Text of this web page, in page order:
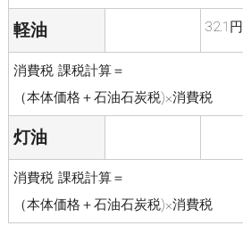
軽油 32.1円
消費税 課税計算＝
（本体価格＋石油石炭税)×消費税
灯油
消費税 課税計算＝
（本体価格＋石油石炭税)×消費税